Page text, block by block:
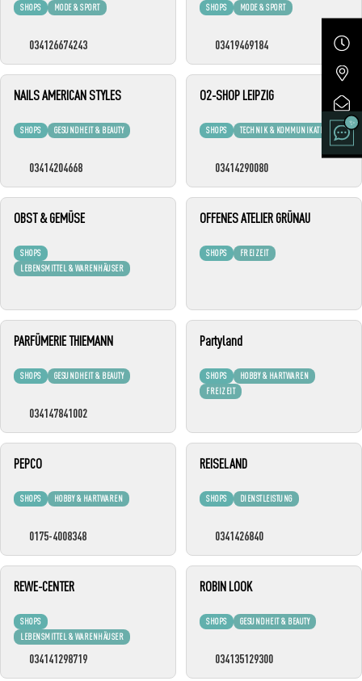
SHOPS MODE & SPORT
034126674243
SHOPS MODE & SPORT
03419469184
SHOPS GESUNDHEIT & BEAUTY
NAILS AMERICAN STYLES
03414204668
SHOPS TECHNIK & KOMMUNIKATION
O2-SHOP LEIPZIG
03414290080
SHOPS
LEBENSMITTEL & WARENHÄUSER
OBST & GEMÜSE
SHOPS FREIZEIT
OFFENES ATELIER GRÜNAU
SHOPS GESUNDHEIT & BEAUTY
PARFÜMERIE THIEMANN
034147841002
SHOPS
HOBBY & HARTWAREN
FREIZEIT
Partyland
SHOPS HOBBY & HARTWAREN
PEPCO
0175-4008348
SHOPS DIENSTLEISTUNG
REISELAND
0341426840
SHOPS
LEBENSMITTEL & WARENHÄUSER
REWE-CENTER
034141298719
SHOPS GESUNDHEIT & BEAUTY
ROBIN LOOK
034135129300